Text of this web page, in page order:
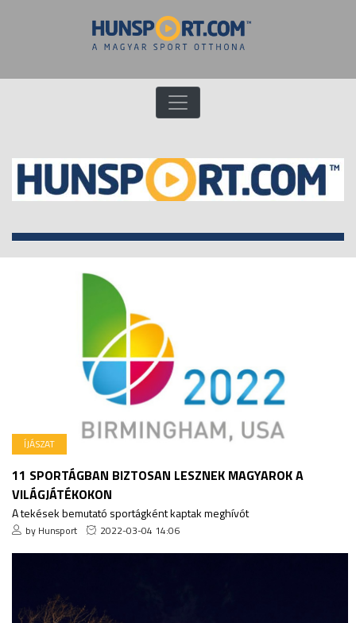
ÍJÁSZAT
11 SPORTÁGBAN BIZTOSAN LESZNEK MAGYAROK A
VILÁGJÁTÉKOKON
A tekések bemutató sportágként kaptak meghívót
by Hunsport 2022-03-04 14:06